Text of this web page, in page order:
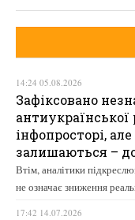
14:24 05.08.2026
Зафіксовано
інфопросторі,
залишаються –
Втім, аналітики
не означає зниження
17:42 14.07.2026